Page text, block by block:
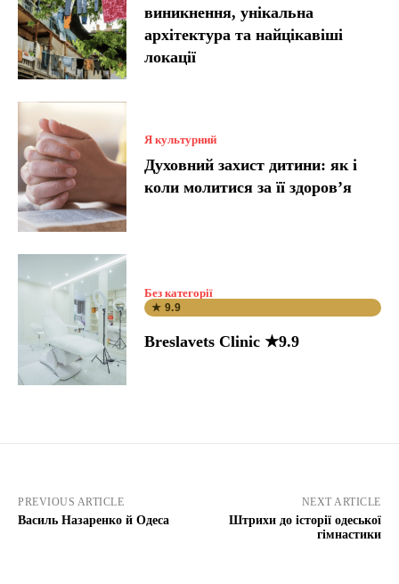
виникнення, унікальна
архітектура та найцікавіші
локації
Я культурний
Духовний захист дитини: як і
коли молитися за її здоров’я
Без категорії
★ 9.9
Breslavets Clinic ★9.9
PREVIOUS ARTICLE
Василь Назаренко й Одеса
NEXT ARTICLE
Штрихи до історії одеської
гімнастики